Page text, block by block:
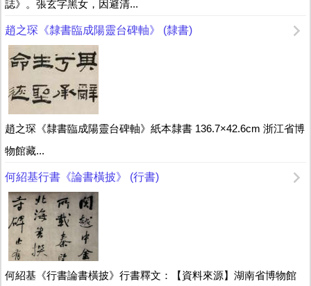
誌》。張玄字黑女，因避清...
趙之琛《隸書臨成陽靈台碑軸》 (隸書)
趙之琛《隸書臨成陽靈台碑軸》紙本隸書 136.7×42.6cm 浙江省博
物館藏...
何紹基行書《論書橫披》 (行書)
何紹基《行書論書橫披》行書釋文：【資料來源】湖南省博物館